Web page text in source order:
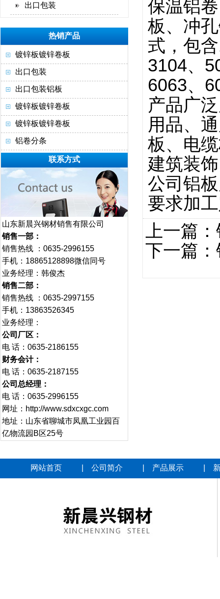
出口包装
热销产品
镀锌板镀锌卷板
出口包装
出口包装铝板
镀锌板镀锌卷板
镀锌板镀锌卷板
铝卷分条
联系方式
山东新晨兴钢材销售有限公司
销售一部：
销售热线 ：0635-2996155
手机：18865128898微信同号
业务经理：韩俊杰
销售二部：
销售热线 ：0635-2997155
手机：13863526345
业务经理：
公司厂区：
电 话：0635-2186155
财务会计：
电 话：0635-2187155
公司总经理：
电 话：0635-2996155
网址：http://www.sdxcxgc.com
地址：山东省聊城市凤凰工业园百
亿物流园B区25号
保温铝
板、冲
式，包
3104、
6063、
产品广
用品、
板、电
建筑装
公司铝
要求加
上一篇：
下一篇：
网站首页 公司简介 产品展示